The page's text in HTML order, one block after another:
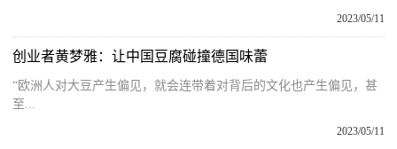
2023/05/11
创业者黄梦雅：让中国豆腐碰撞德国味蕾
“欧洲人对大豆产生偏见，就会连带着对背后的文化也产生偏见，甚
至...
2023/05/11